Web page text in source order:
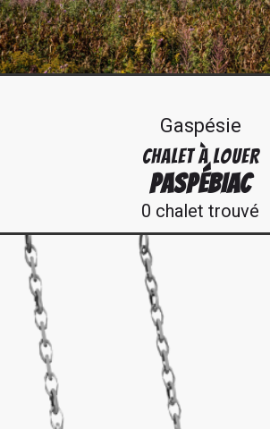
Gaspésie
CHALET À LOUER
PASPÉBIAC
0 chalet trouvé